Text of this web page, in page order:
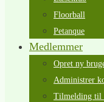
Floorball
Petanque
Medlemmer
Opret ny
Administrer
Tilmelding til